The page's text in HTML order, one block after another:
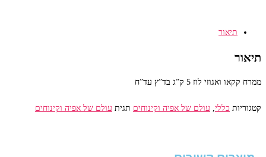
תיאור
תיאור
ממרח קקאו ואגוזי לוז 5 ק”ג בד”ץ עד”ח
קטגוריות כללי, עולם של אפיה וקינוחים תגית עולם של אפיה וקינוחים